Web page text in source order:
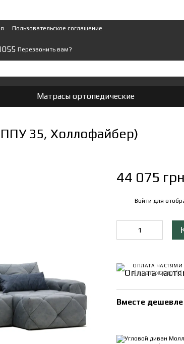
Пользовательское соглашение
Перезвонить вам?
Матрасы ортопедические
35, Холлофайбер)
44 075 грн
Войти для
ОПЛАТА ЧАСТЯМИ
4 платежа по
Вместе дешевле